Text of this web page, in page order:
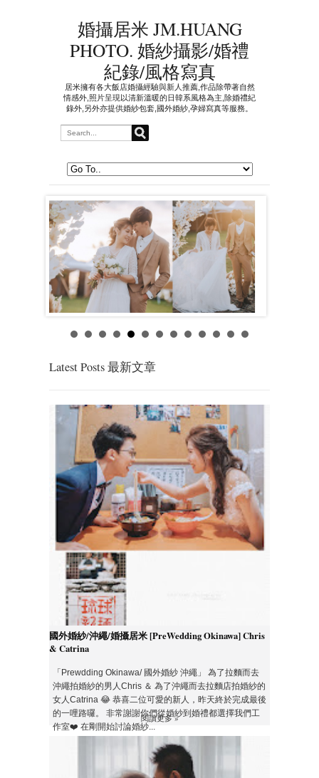
婚攝居米 JM.HUANG
PHOTO. 婚紗攝影/婚禮
紀錄/風格寫真
居米擁有各大飯店婚攝經驗與新人推薦,作品除帶著自然
情感外,照片呈現以清新溫暖的日韓系風格為主,除婚禮紀
錄外,另外亦提供婚紗包套,國外婚紗,孕婦寫真等服務。
Latest Posts 最新文章
國外婚紗/沖繩/婚攝居米 [PreWedding Okinawa] Chris
& Catrina
「Prewdding Okinawa/ 國外婚紗 沖繩」 為了拉麵而去
沖繩拍婚紗的男人Chris ＆ 為了沖繩而去拉麵店拍婚紗的
女人Catrina 😂 恭喜二位可愛的新人，昨天終於完成最後
的一哩路囉。 非常謝謝你們從婚紗到婚禮都選擇我們工
作室❤️ 在剛開始討論婚紗...
閱讀更多 »